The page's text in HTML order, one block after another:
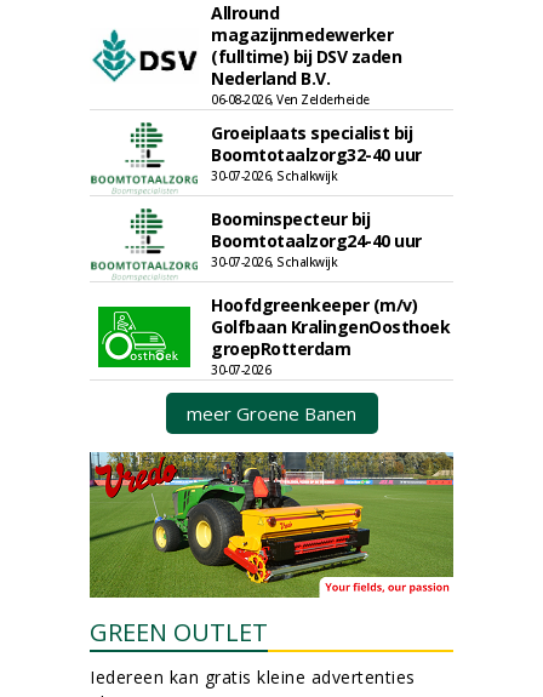
Allround
magazijnmedewerker
(fulltime) bij DSV zaden
Nederland B.V.
06-08-2026, Ven Zelderheide
Groeiplaats specialist bij
Boomtotaalzorg32-40 uur
30-07-2026, Schalkwijk
Boominspecteur bij
Boomtotaalzorg24-40 uur
30-07-2026, Schalkwijk
Hoofdgreenkeeper (m/v)
Golfbaan KralingenOosthoek
groepRotterdam
30-07-2026
meer Groene Banen
GREEN OUTLET
Iedereen kan gratis kleine advertenties